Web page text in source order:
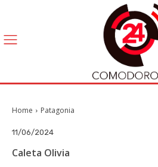
Home Patagonia
11/06/2024
Caleta Olivia